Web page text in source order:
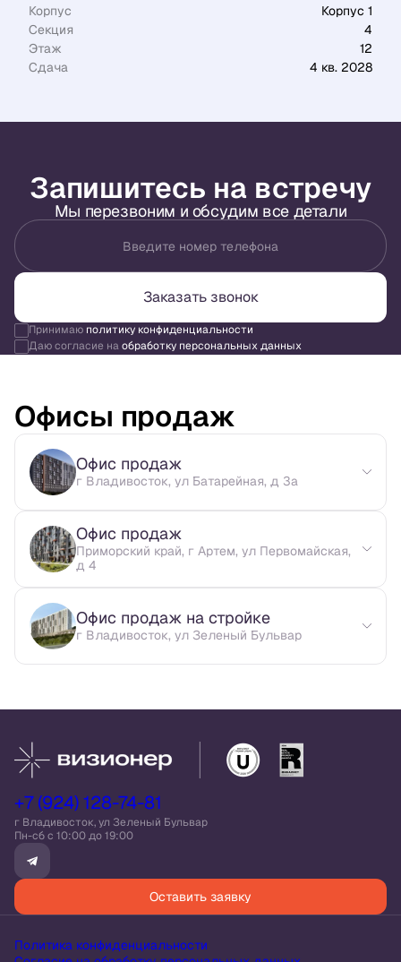
Корпус
Корпус 1
Секция
4
Этаж
12
Сдача
4 кв. 2028
Запишитесь на встречу
Мы перезвоним и обсудим все детали
Введите номер телефона
Заказать звонок
Принимаю политику конфиденциальности
Даю согласие наобработку персональных данных
Офисы продаж
Офис продаж
г Владивосток, ул Батарейная, д 3а
Офис продаж
Приморский край, г Артем, ул Первомайская,
д 4
Офис продаж на стройке
г Владивосток, ул Зеленый Бульвар
+7 (924) 128-74-81
г Владивосток, ул Зеленый Бульвар
Пн-сб c 10:00 до 19:00
Оставить заявку
Политика конфиденциальности